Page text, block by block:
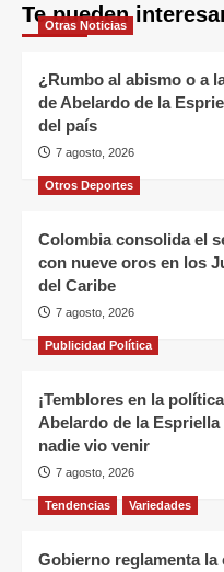
Te pueden
Otras Noticias
¿Rumbo al abismo o a
de Abelardo de la
del país
7 agosto, 2026
Otros Deportes
Colombia consolida el
con nueve oros en los
del Caribe
7 agosto, 2026
Publicidad Política
¡Temblores en la
Abelardo de la
nadie vio venir
7 agosto, 2026
Tendencias Variedades
Gobierno reglamenta